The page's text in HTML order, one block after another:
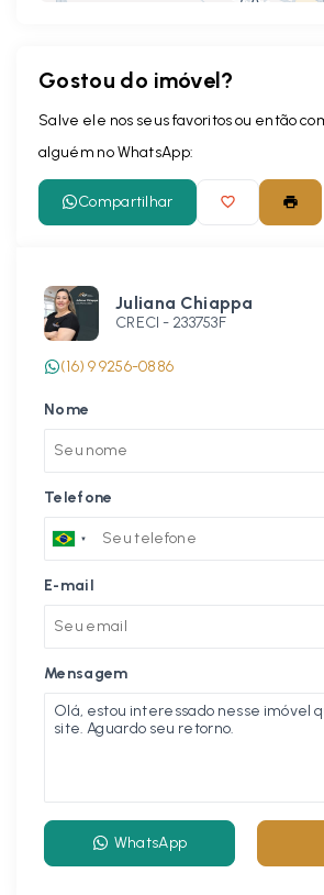
Gostou do imóvel?
Salve ele nos seus favoritos ou então
alguém no WhatsApp:
Compartilhar
Juliana Chiappa
CRECI - 233753F
(16) 9 9256-0886
Nome
Telefone
E-mail
Mensagem
WhatsApp